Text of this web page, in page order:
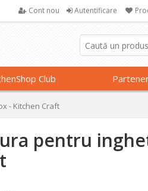
Cont nou Autentificare
Club
- Kitchen Craft
pentru